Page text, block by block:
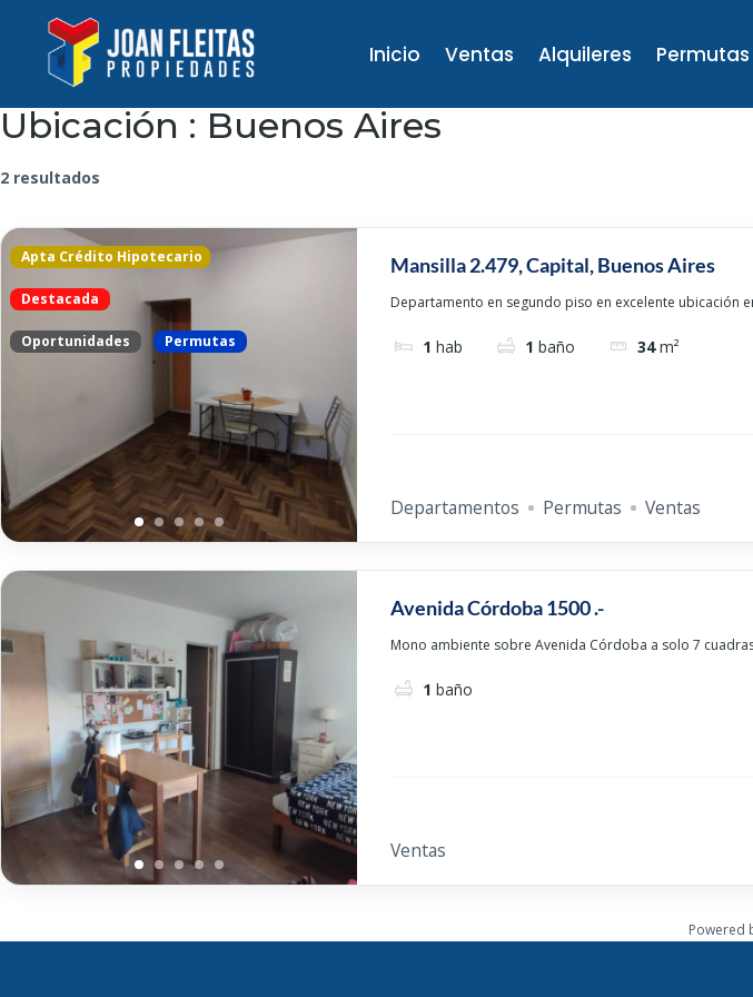
Inicio Ventas Alquileres Permutas
Ubicación : Buenos Aires
2 resultados
Apta Crédito Hipotecario
Destacada
Oportunidades Permutas
Mansilla 2.479, Capital, Buenos Aires
Departamento en segundo piso en excelente ubicación
1 hab 1 baño 34 m²
Departamentos Permutas Ventas
Avenida Córdoba 1500 .-
Mono ambiente sobre Avenida Córdoba a solo 7
1 baño
Ventas
Powered